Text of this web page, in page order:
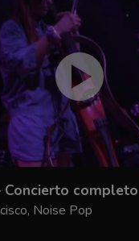
Concierto completo
Noise Pop